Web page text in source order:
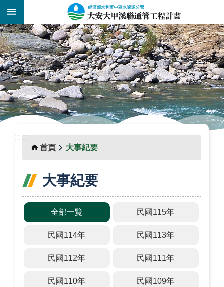
跳到主要內容區塊
::: _
::: :::
首頁
大事紀要
大事紀要
全部一覽 民國115年
民國114年 民國113年
民國112年 民國111年
民國110年 民國109年